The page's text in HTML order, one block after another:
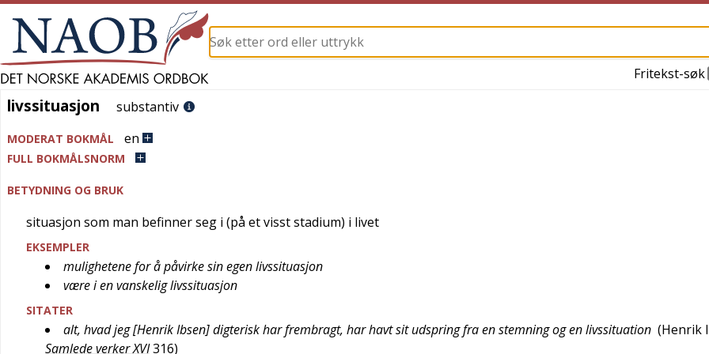
Fritekst-søk
livssituasjon
livssituasjon substantiv
MODERAT BOKMÅL en
FULL BOKMÅLSNORM
BETYDNING OG BRUK
situasjon som man befinner seg i (på et visst stadium) i livet
EKSEMPLER
mulighetene for å påvirke sin egen livssituasjon
være i en vanskelig livssituasjon
SITATER
alt, hvad jeg [Henrik Ibsen] digterisk har frembragt, har havt sit udspring fra en stemning og en livssituation (Henrik
Samlede verker XVI316)